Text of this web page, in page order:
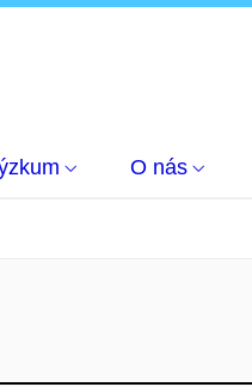
O nás